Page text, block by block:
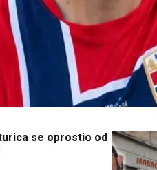
se oprostio od